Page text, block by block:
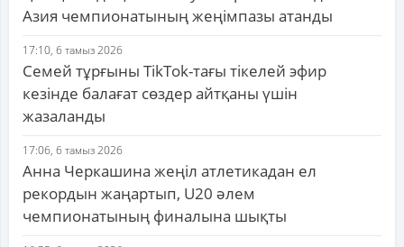
Азия чемпионатының жеңімпазы атанды
17:10, 6 тамыз 2026
Семей тұрғыны TikTok-тағы тікелей эфир
кезінде балағат сөздер айтқаны үшін
жазаланды
17:06, 6 тамыз 2026
Анна Черкашина жеңіл атлетикадан ел
рекордын жаңартып, U20 әлем
чемпионатының финалына шықты